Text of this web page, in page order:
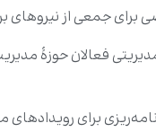
جمعی از نیروهای
فعالان حوزۀ
برای